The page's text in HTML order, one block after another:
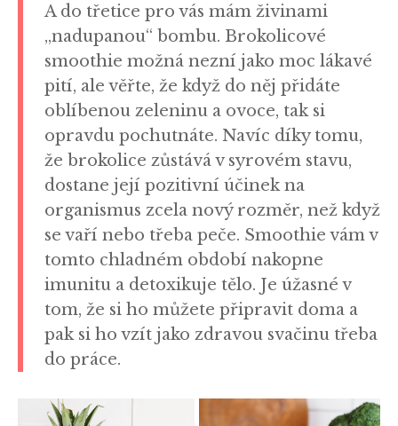
A do třetice pro vás mám živinami
„nadupanou“ bombu. Brokolicové
smoothie možná nezní jako moc lákavé
pití, ale věřte, že když do něj přidáte
oblíbenou zeleninu a ovoce, tak si
opravdu pochutnáte. Navíc díky tomu,
že brokolice zůstává v syrovém stavu,
dostane její pozitivní účinek na
organismus zcela nový rozměr, než když
se vaří nebo třeba peče. Smoothie vám v
tomto chladném období nakopne
imunitu a detoxikuje tělo. Je úžasné v
tom, že si ho můžete připravit doma a
pak si ho vzít jako zdravou svačinu třeba
do práce.